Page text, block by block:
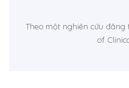
Theo một nghiên cứu đăng
of